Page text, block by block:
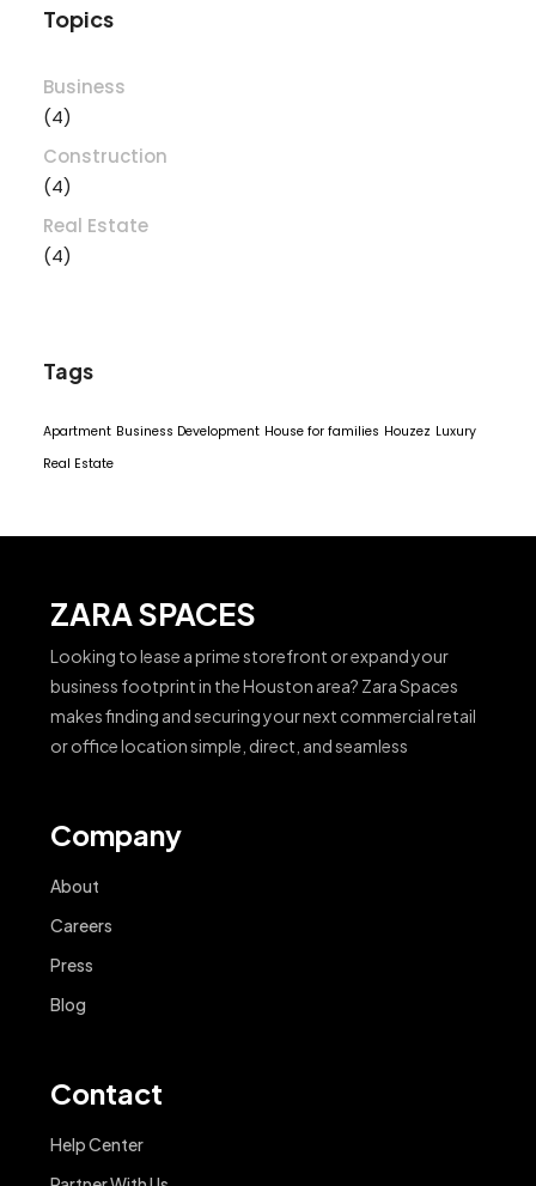
Topics
Business
(4)
Construction
(4)
Real Estate
(4)
Tags
Apartment Business Development House for families Houzez Luxury
Real Estate
ZARA SPACES
Looking to lease a prime storefront or expand your
business footprint in the Houston area? Zara Spaces
makes finding and securing your next commercial retail
or office location simple, direct, and seamless
Company
About
Careers
Press
Blog
Contact
Help Center